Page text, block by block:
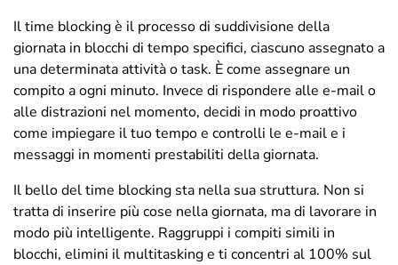
Il time blocking è il processo di suddivisione della
giornata in blocchi di tempo specifici, ciascuno assegnato a
una determinata attività o task. È come assegnare un
compito a ogni minuto. Invece di rispondere alle e-mail o
alle distrazioni nel momento, decidi in modo proattivo
come impiegare il tuo tempo e controlli le e-mail e i
messaggi in momenti prestabiliti della giornata.
Il bello del time blocking sta nella sua struttura. Non si
tratta di inserire più cose nella giornata, ma di lavorare in
modo più intelligente. Raggruppi i compiti simili in
blocchi, elimini il multitasking e ti concentri al 100% sul